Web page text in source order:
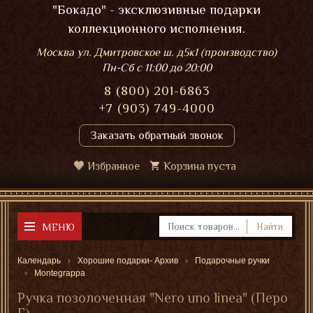
"Бокадо" - эксклюзивные подарки
коллекционного исполнения.
Москва ул. Дмитровское ш. д5к1 (производство)
Пн-Сбс 11:00 до 20:00
8 (800) 201-6863
+7 (903) 749-4000
Заказать обратный звонок
Избранное Корзина пуста
МЕНЮ Найти
Календарь Хорошие подарки- Архив
Подарочные ручки
Montegrappa
Ручка позолоченная "Nero uno linea" (Перо